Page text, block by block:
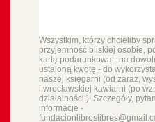
Wszystkim, którzy chcieliby
przyjemność bliskiej osobie,
kartę podarunkową - na
ustaloną kwotę - do
naszej księgarni (od zaraz,
i wrocławskiej kawiarni (po
działalności:)! Szczegóły,
informacje -